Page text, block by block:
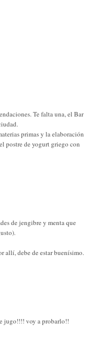
Te falta una, el Bar
primas y la elaboración
postre de yogurt griego con
de jengibre y menta que
allí, debe de estar buenísimo.
jugo!!!! voy a probarlo!!